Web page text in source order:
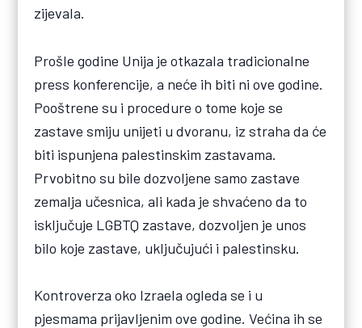
zijevala.
Prošle godine Unija je otkazala tradicionalne
press konferencije, a neće ih biti ni ove godine.
Pooštrene su i procedure o tome koje se
zastave smiju unijeti u dvoranu, iz straha da će
biti ispunjena palestinskim zastavama.
Prvobitno su bile dozvoljene samo zastave
zemalja učesnica, ali kada je shvaćeno da to
isključuje LGBTQ zastave, dozvoljen je unos
bilo koje zastave, uključujući i palestinsku.
Kontroverza oko Izraela ogleda se i u
pjesmama prijavljenim ove godine. Većina ih se